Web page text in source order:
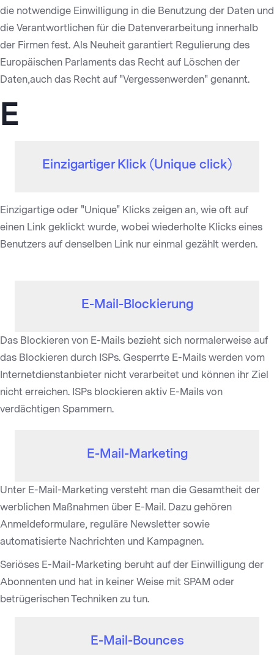
die notwendige Einwilligung in die Benutzung der Daten und
die Verantwortlichen für die Datenverarbeitung innerhalb
der Firmen fest. Als Neuheit garantiert Regulierung des
Europäischen Parlaments das Recht auf Löschen der
Daten,auch das Recht auf "Vergessenwerden" genannt.
E
Einzigartiger Klick (Unique click)
Einzigartige oder "Unique" Klicks zeigen an, wie oft auf
einen Link geklickt wurde, wobei wiederholte Klicks eines
Benutzers auf denselben Link nur einmal gezählt werden.
E-Mail-Blockierung
Das Blockieren von E-Mails bezieht sich normalerweise auf
das Blockieren durch ISPs. Gesperrte E-Mails werden vom
Internetdienstanbieter nicht verarbeitet und können ihr Ziel
nicht erreichen. ISPs blockieren aktiv E-Mails von
verdächtigen Spammern.
E-Mail-Marketing
Unter E-Mail-Marketing versteht man die Gesamtheit der
werblichen Maßnahmen über E-Mail. Dazu gehören
Anmeldeformulare, reguläre Newsletter sowie
automatisierte Nachrichten und Kampagnen.
Seriöses E-Mail-Marketing beruht auf der Einwilligung der
Abonnenten und hat in keiner Weise mit SPAM oder
betrügerischen Techniken zu tun.
E-Mail-Bounces